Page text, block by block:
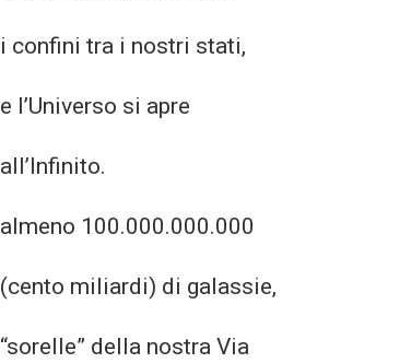
i confini tra i nostri stati,
e l’Universo si apre
all’Infinito.
almeno 100.000.000.000
(cento miliardi) di galassie,
“sorelle” della nostra Via